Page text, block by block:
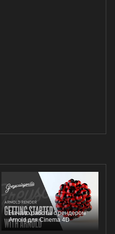
Начало работы с рендером
Arnold для Cinema 4D